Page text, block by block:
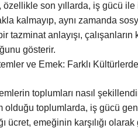
özellikle son yıllarda, iş gücü
kalmayıp, aynı zamanda
tazminat anlayışı,
gösterir.
ve Emek: Farklı
toplumları nasıl
olduğu toplumlarda, iş gücü
ücret, emeğinin karşılığı